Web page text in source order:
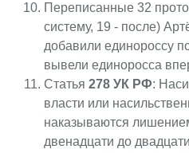
Переписанные 32
систему, 19 - после)
добавили единороссу
вывели единоросса
Статья 278 УК РФ:
власти или
наказываются
двенадцати до